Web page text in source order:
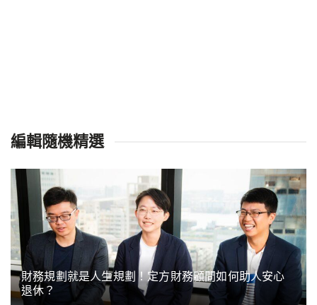
編輯隨機精選
財務規劃就是人生規劃！定方財務顧問如何助人安心
退休？